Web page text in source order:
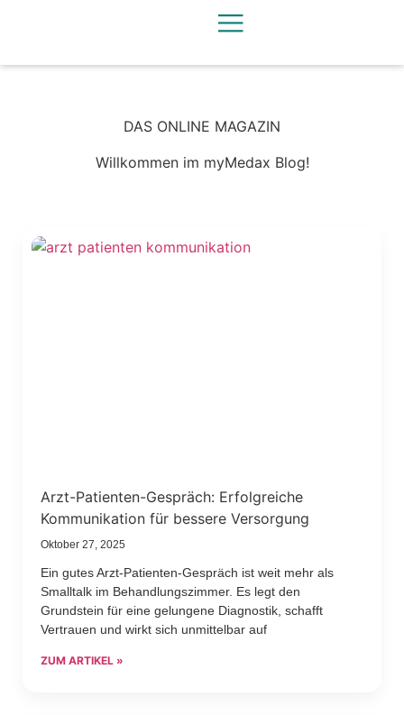
DAS ONLINE MAGAZIN
Willkommen im myMedax Blog!
Arzt-Patienten-Gespräch: Erfolgreiche
Kommunikation für bessere Versorgung
Oktober 27, 2025
Ein gutes Arzt-Patienten-Gespräch ist weit mehr als
Smalltalk im Behandlungszimmer. Es legt den
Grundstein für eine gelungene Diagnostik, schafft
Vertrauen und wirkt sich unmittelbar auf
ZUM ARTIKEL »